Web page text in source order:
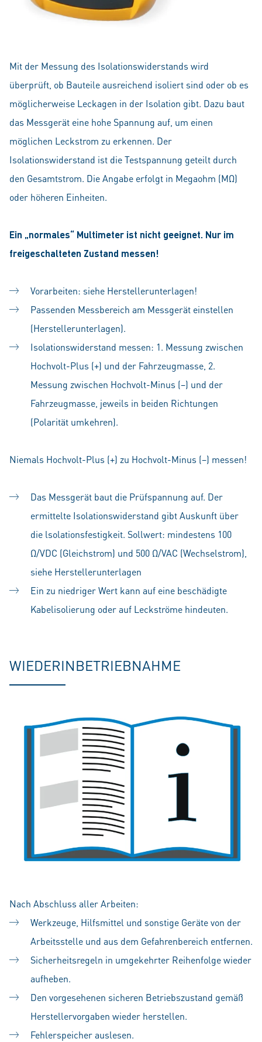
Mit der Messung des Isolationswiderstands wird
überprüft, ob Bauteile ausreichend isoliert sind oder ob es
möglicherweise Leckagen in der Isolation gibt. Dazu baut
das Messgerät eine hohe Spannung auf, um einen
möglichen Leckstrom zu erkennen. Der
Isolationswiderstand ist die Testspannung geteilt durch
den Gesamtstrom. Die Angabe erfolgt in Megaohm (MΩ)
oder höheren Einheiten.
Ein „normales“ Multimeter ist nicht geeignet. Nur im
freigeschalteten Zustand messen!
Vorarbeiten: siehe Herstellerunterlagen!
Passenden Messbereich am Messgerät einstellen
(Herstellerunterlagen).
Isolationswiderstand messen: 1. Messung zwischen
Hochvolt-Plus (+) und der Fahrzeugmasse, 2.
Messung zwischen Hochvolt-Minus (–) und der
Fahrzeugmasse, jeweils in beiden Richtungen
(Polarität umkehren).
Niemals Hochvolt-Plus (+) zu Hochvolt-Minus (–) messen!
Das Messgerät baut die Prüfspannung auf. Der
ermittelte Isolationswiderstand gibt Auskunft über
die lsolationsfestigkeit. Sollwert: mindestens 100
Ω/VDC (Gleichstrom) und 500 Ω/VAC (Wechselstrom),
siehe Herstellerunterlagen
Ein zu niedriger Wert kann auf eine beschädigte
Kabelisolierung oder auf Leckströme hindeuten.
WIEDERINBETRIEBNAHME
Nach Abschluss aller Arbeiten:
Werkzeuge, Hilfsmittel und sonstige Geräte von der
Arbeitsstelle und aus dem Gefahrenbereich entfernen.
Sicherheitsregeln in umgekehrter Reihenfolge wieder
aufheben.
Den vorgesehenen sicheren Betriebszustand gemäß
Herstellervorgaben wieder herstellen.
Fehlerspeicher auslesen.